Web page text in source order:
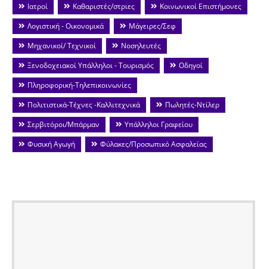
Ιατροί
Καθαριστές/στριες
Κοινωνικοί Επιστήμονες
Λογιστική - Οικονομικά
Μάγειρες/Σεφ
Μηχανικοί/ Τεχνικοί
Νοσηλευτές
Ξενοδοχειακοί Υπάλληλοι - Τουρισμός
Οδηγοί
Πληροφορική-Τηλεπικοινωνίες
Πολιτιστικά-Τέχνες -Καλλιτεχνικά
Πωλητές-Ντίλερ
Σερβιτόροι/Μπάρμαν
Υπάλληλοι Γραφείου
Φυσική Αγωγή
Φύλακες/Προσωπικό Ασφαλείας